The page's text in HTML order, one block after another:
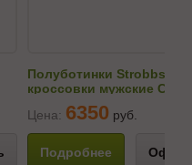
Полуботинки Strobbs
кроссовки мужские
Цена: 6350 руб.
Подробнее